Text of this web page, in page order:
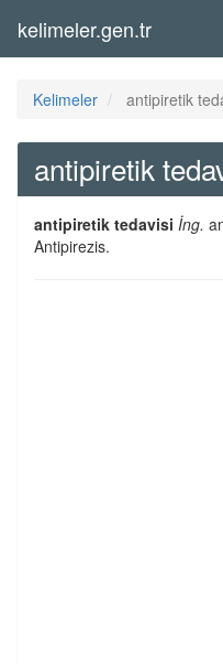
kelimeler.gen.tr
Kelimeler antipiretik
antipiretik
antipiretik tedavisi İng.
Antipirezis.